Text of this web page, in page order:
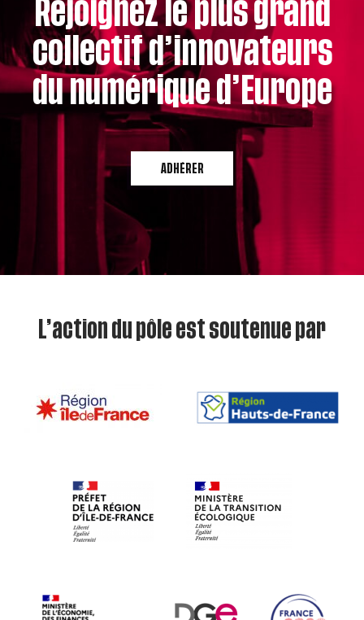
Rejoignez le plus grand
collectif d’innovateurs
du numérique d’Europe
ADHÉRER
L’action du pôle est soutenue par